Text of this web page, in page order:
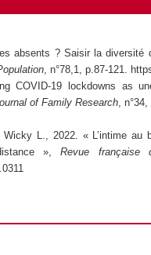
absents ? Saisir la diversité
, n°78,1, p.87-121.
COVID-19 lockdowns as
of Family Research,
L., 2022. « L’intime au
distance »,Revue française